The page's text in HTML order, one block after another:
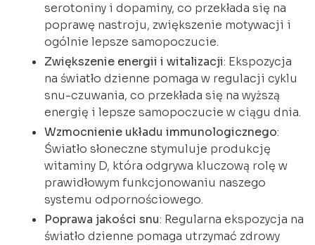
serotoniny i dopaminy, co przekłada się na
poprawę nastroju, zwiększenie motywacji i
ogólnie lepsze samopoczucie.
Zwiększenie energii i witalizacji: Ekspozycja
na światło dzienne pomaga w regulacji cyklu
snu-czuwania, co przekłada się na wyższą
energię i lepsze samopoczucie w ciągu dnia.
Wzmocnienie układu immunologicznego:
Światło słoneczne stymuluje produkcję
witaminy D, która odgrywa kluczową rolę w
prawidłowym funkcjonowaniu naszego
systemu odpornościowego.
Poprawa jakości snu: Regularna ekspozycja na
światło dzienne pomaga utrzymać zdrowy